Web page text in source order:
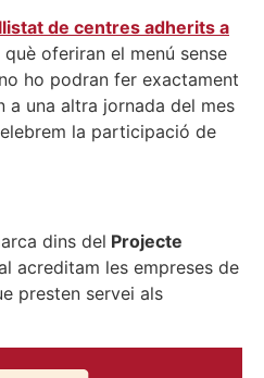
de centres adherits a
oferiran el menú sense
ho podran fer exactament
a una altra jornada del mes
la participació de
dins del Projecte
acreditam les empreses de
presten servei als